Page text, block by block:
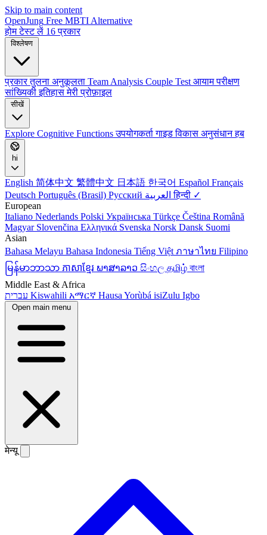
Skip to main content
OpenJung Free MBTI Alternative
होमटेस्ट लें 16 प्रकार
प्रकार तुलना अनुकूलता Team Analysis Couple Test आयाम परीक्षण
सांख्यिकीइतिहासमेरी प्रोफ़ाइल
सीखें
Explore Cognitive Functionsउपयोगकर्ता गाइडविकास अनुसंधान हब
hi
English 简体中文 繁體中文 日本語 한국어 Español Français
Deutsch Português (Brasil) Русский العربيةहिन्दी ✓
European
Italiano Nederlands Polski Українська Türkçe Čeština Română
Magyar Slovenčina Ελληνικά Svenska Norsk Dansk Suomi
Asian
Bahasa Melayu Bahasa Indonesia Tiếng Việt ภาษาไทย Filipino
မြန်မာဘာသာ ភាសាខ្មែរ ພາສາລາວ සිංහල தமிழ் বাংলা
Middle East & Africa
Kiswahili አማርኛ Hausa Yorùbá isiZulu Igbo
Open main menu
मेन्यू